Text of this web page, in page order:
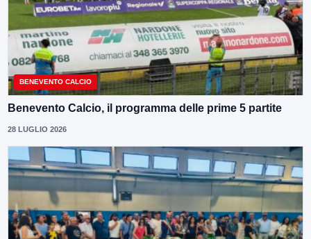
BENEVENTO CALCIO
Benevento Calcio, il programma delle prime 5 partite
28 LUGLIO 2026